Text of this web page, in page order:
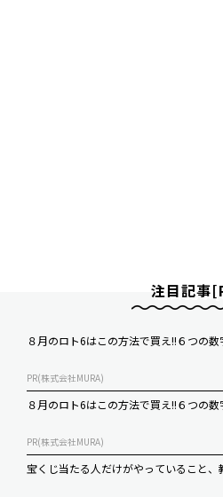
注目記事
８月のロト6はこの方法で買え!!６つの
PR(株式会社MURA)
８月のロト6はこの方法で買え!!６つの
PR(株式会社MURA)
宝くじ当たる人だけがやっていること、